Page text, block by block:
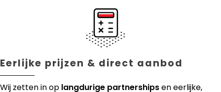
Eerlijke prijzen & direct aanbod
Wij zetten in op langdurige partnershipsen eerlijke,